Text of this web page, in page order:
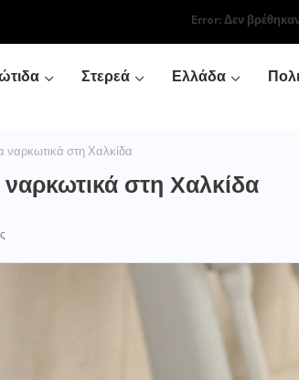
Error:Δεν
Στερεά Ελλάδα
ναρκωτικά στη Χαλκίδα
στη Χαλκίδα